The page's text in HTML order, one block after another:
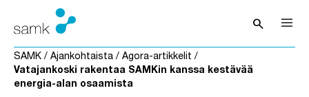
Siirry sisältöön
searchAvaa haku
SAMK / Ajankohtaista / Agora-artikkelit /
Vatajankoski rakentaa SAMKin kanssa kestävää
energia-alan osaamista